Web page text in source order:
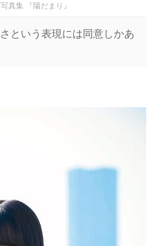
真集 『陽だまり』
という表現には同意しかあ